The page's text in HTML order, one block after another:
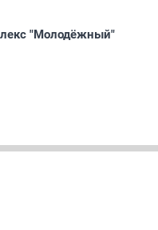
"Молодёжный"